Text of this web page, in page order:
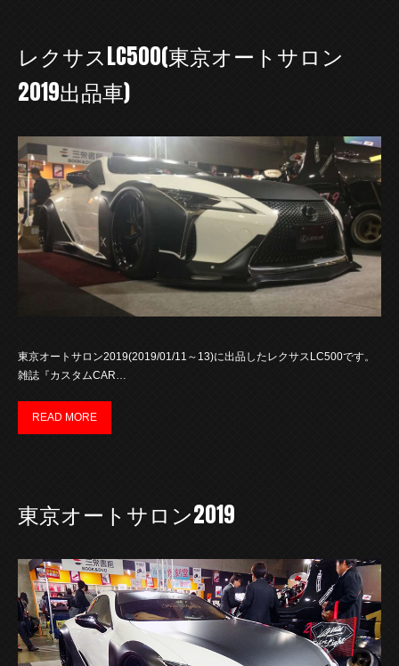
レクサスLC500(東京オートサロン
2019出品車)
東京オートサロン2019(2019/01/11～13)に出品したレクサスLC500です。
雑誌『カスタムCAR…
READ MORE
東京オートサロン2019